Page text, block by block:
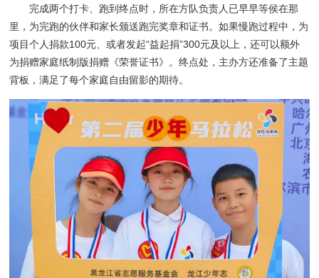
完成两个打卡、跑到终点时，所在方队负责人已早早等侯在那
里，为完跑的伙伴和家长颁送跑完奖章和证书。如果慢跑过程中，为
项目个人捐款100元、或者发起“益起捐”300元及以上，还可以额外
为捐赠家庭纸制版捐赠《荣誉证书》。终点处，主办方还准备了主题
背板，满足了每个家庭自由留影的期待。